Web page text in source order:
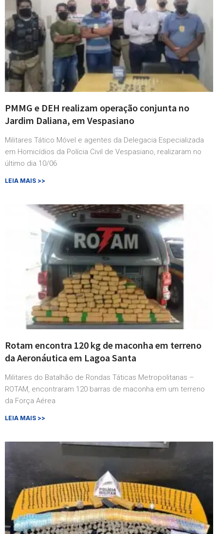
PMMG e DEH realizam operação conjunta no
Jardim Daliana, em Vespasiano
Militares Tático Móvel e agentes da Delegacia Especializada
em Homicídios da Polícia Civil de Vespasiano, realizaram no
último dia 10/06
LEIA MAIS >>
Rotam encontra 120 kg de maconha em terreno
da Aeronáutica em Lagoa Santa
Militares do Batalhão de Rondas Táticas Metropolitanas –
ROTAM, encontraram 120 barras de maconha em um terreno
da Força Aérea
LEIA MAIS >>